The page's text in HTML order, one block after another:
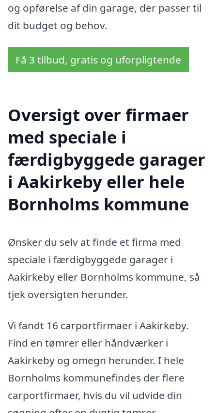
og opførelse af din garage, der passer til
dit budget og behov.
Få 3 tilbud, gratis og uforpligtende
Oversigt over firmaer
med speciale i
færdigbyggede garager
i Aakirkeby eller hele
Bornholms kommune
Ønsker du selv at finde et firma med
speciale i færdigbyggede garager i
Aakirkeby eller Bornholms kommune, så
tjek oversigten herunder.
Vi fandt 16 carportfirmaer i Aakirkeby.
Find en tømrer eller håndværker i
Aakirkeby og omegn herunder. I hele
Bornholms kommunefindes der flere
carportfirmaer, hvis du vil udvide din